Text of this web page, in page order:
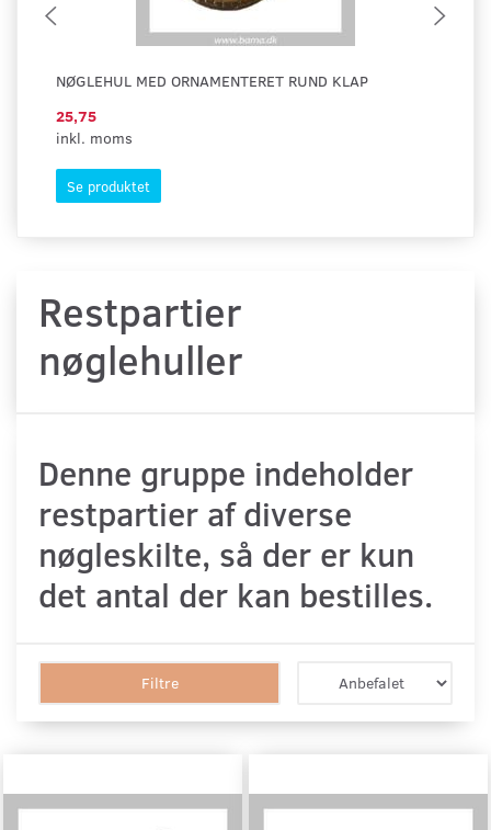
NØGLEHUL MED ORNAMENTERET RUND KLAP
25,75
inkl. moms
Se produktet
Restpartier
nøglehuller
Denne gruppe indeholder
restpartier af diverse
nøgleskilte, så der er kun
det antal der kan bestilles.
Filtre